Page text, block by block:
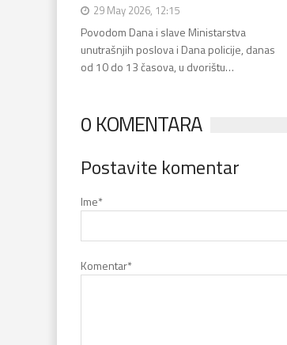
29 May 2026, 12:15
Povodom Dana i slave Ministarstva
unutrašnjih poslova i Dana policije, danas
od 10 do 13 časova, u dvorištu…
0 KOMENTARA
Postavite komentar
Ime*
Komentar*